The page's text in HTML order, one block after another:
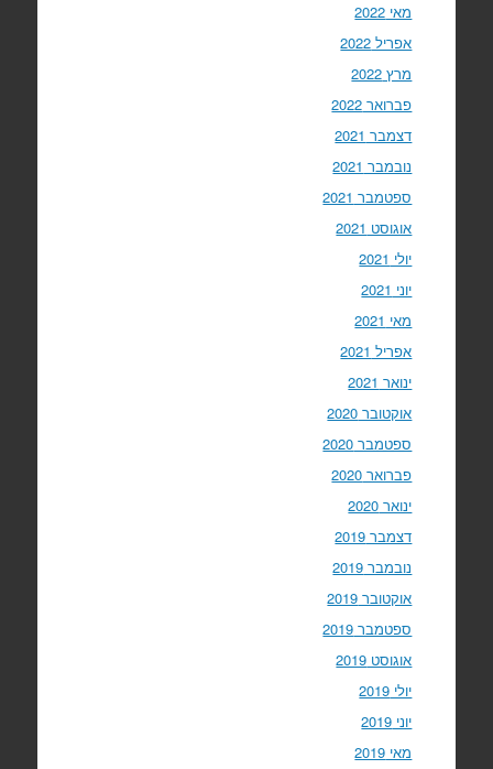
מאי 2022
אפריל 2022
מרץ 2022
פברואר 2022
דצמבר 2021
נובמבר 2021
ספטמבר 2021
אוגוסט 2021
יולי 2021
יוני 2021
מאי 2021
אפריל 2021
ינואר 2021
אוקטובר 2020
ספטמבר 2020
פברואר 2020
ינואר 2020
דצמבר 2019
נובמבר 2019
אוקטובר 2019
ספטמבר 2019
אוגוסט 2019
יולי 2019
יוני 2019
מאי 2019